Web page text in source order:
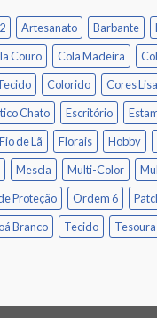
Artesanato Barbante
Couro Cola Madeira
Colorido Cores
Chato Escritório
Fio de Lã Florais Hobby
Mescla Multi-Color
Proteção Ordem 6
Branco Tecido Tesoura